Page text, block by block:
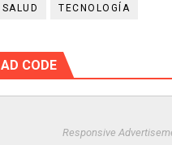
SALUD TECNOLOGÍA
AD CODE
Responsive